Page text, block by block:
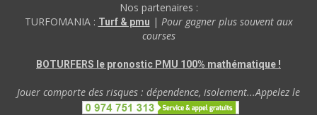
Nos partenaires :
TURFOMANIA : Turf & pmu | Pour gagner plus souvent aux
courses
BOTURFERS le pronostic PMU 100% mathématique !
Jouer comporte des risques : dépendence, isolement...Appelez le